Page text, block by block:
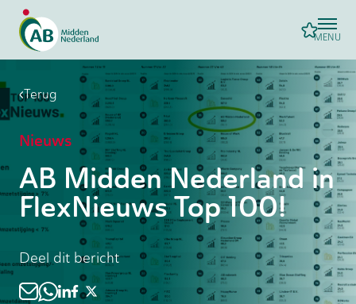
MENU
Terug
Nieuws
AB Midden Nederland in
FlexNieuws Top 100!
Deel dit bericht